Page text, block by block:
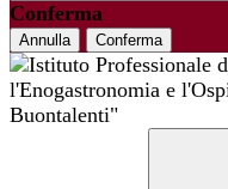
Conferma
Annulla Conferma